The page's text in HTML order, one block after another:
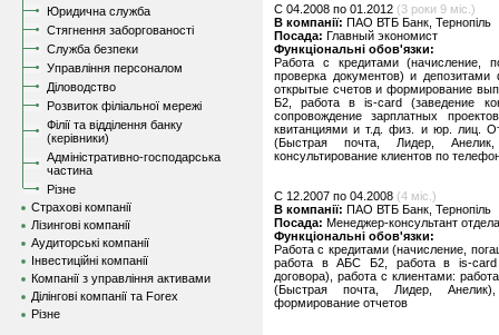
Юридична служба
Стягнення заборгованості
Служба безпеки
Управління персоналом
Діловодство
Розвиток філіальної мережі
Філії та відділення банку
(керівники)
Адміністративно-господарська
частина
Різне
Страхові компанії
Лізингові компанії
Аудиторські компанії
Інвестиційні компанії
Компанії з управління активами
Ділінгові компанії та Forex
Різне
C 04.2008 по 01.2012 (3 роки 9 міс.)
В компанії: ПАО ВТБ Банк, Тернопіль
Посада: Главный экономист
Функціональні обов'язки:
Работа с кредитами (начисление,
проверка документов) и
открытые счетов и формирование
Б2, работа в is-card (заведение
сопровождение зарплатных
квитанциями и т.д. физ. и юр. лиц.
(Быстрая почта, Лидер,
консультирование клиентов по
C 12.2007 по 04.2008 (4 міс.)
В компанії: ПАО ВТБ Банк, Тернопіль
Посада: Менеджер-консультант
Функціональні обов'язки:
Работа с кредитами (начисление,
работа в АБС Б2, работа в is-card
договора), работа с клиентами:
(Быстрая почта, Лидер, Анелик),
формирование отчетов